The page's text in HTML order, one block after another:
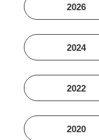
2026
2024
2022
2020